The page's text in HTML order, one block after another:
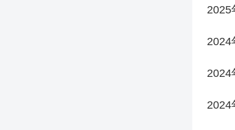
2025
2024
2024
2024